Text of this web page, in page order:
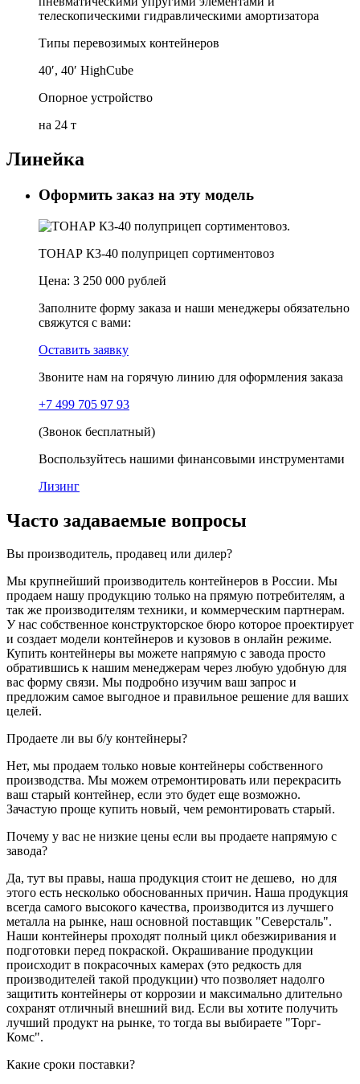
телескопическими гидравлическими амортизатора
Типы перевозимых контейнеров
40′, 40′ HighCube
Опорное устройство
на 24 т
Линейка
Оформить заказ на эту модель
ТОНАР К3-40 полуприцеп сортиментовоз
Цена: 3 250 000 рублей
Заполните форму заказа и наши менеджеры обязательно
свяжутся с вами:
Оставить заявку
Звоните нам на горячую линию для оформления заказа
+7 499 705 97 93
(Звонок бесплатный)
Воспользуйтесь нашими финансовыми инструментами
Лизинг
Часто задаваемые вопросы
Вы производитель, продавец или дилер?
Мы крупнейший производитель контейнеров в России. Мы
продаем нашу продукцию только на прямую потребителям, а
так же производителям техники, и коммерческим партнерам.
У нас собственное конструкторское бюро которое проектирует
и создает модели контейнеров и кузовов в онлайн режиме.
Купить контейнеры вы можете напрямую с завода просто
обратившись к нашим менеджерам через любую удобную для
вас форму связи. Мы подробно изучим ваш запрос и
предложим самое выгодное и правильное решение для ваших
целей.
Продаете ли вы б/у контейнеры?
Нет, мы продаем только новые контейнеры собственного
производства. Мы можем отремонтировать или перекрасить
ваш старый контейнер, если это будет еще возможно.
Зачастую проще купить новый, чем ремонтировать старый.
Почему у вас не низкие цены если вы продаете напрямую с
завода?
Да, тут вы правы, наша продукция стоит не дешево, но для
этого есть несколько обоснованных причин. Наша продукция
всегда самого высокого качества, производится из лучшего
металла на рынке, наш основной поставщик "Северсталь".
Наши контейнеры проходят полный цикл обезжиривания и
подготовки перед покраской. Окрашивание продукции
происходит в покрасочных камерах (это редкость для
производителей такой продукции) что позволяет надолго
защитить контейнеры от коррозии и максимально длительно
сохранят отличный внешний вид. Если вы хотите получить
лучший продукт на рынке, то тогда вы выбираете "Торг-
Комс".
Какие сроки поставки?